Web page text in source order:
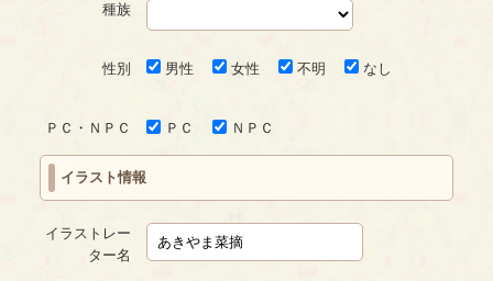
種族
性別 男性 女性 不明 なし
ＰＣ・ＮＰＣ ＰＣ ＮＰＣ
イラスト情報
イラストレー
ター名